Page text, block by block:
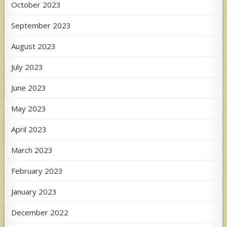
October 2023
September 2023
August 2023
July 2023
June 2023
May 2023
April 2023
March 2023
February 2023
January 2023
December 2022